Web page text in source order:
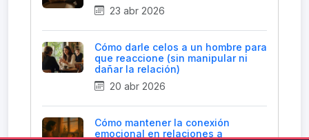
23 abr 2026
Cómo darle celos a un hombre para
que reaccione (sin manipular ni
dañar la relación)
20 abr 2026
Cómo mantener la conexión
emocional en relaciones a